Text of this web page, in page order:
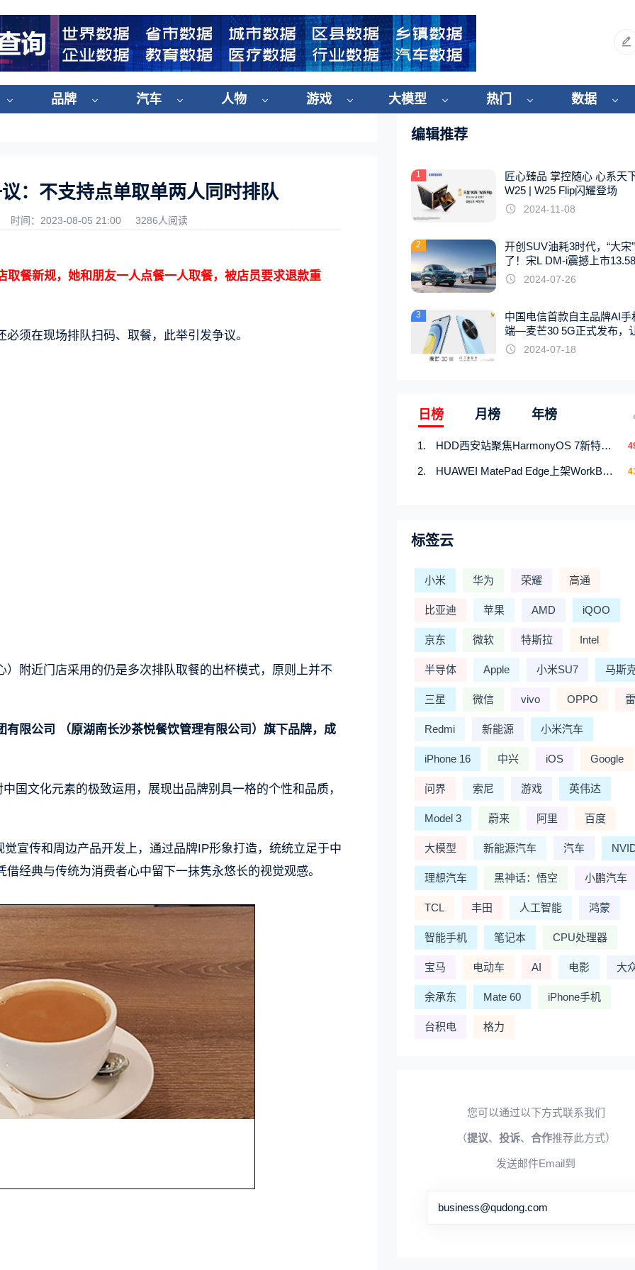
品牌 汽车 人物 游戏 大模型 热门 数据
：不支持点单取单两人同时排队
时间：2023-08-05 21:00 3286人阅读
取餐新规，她和朋友一人点餐一人取餐，被店员要求退款重
须在现场排队扫码、取餐，此举引发争议。
附近门店采用的仍是多次排队取餐的出杯模式，原则上并不
有限公司 （原湖南长沙茶悦餐饮管理有限公司）旗下品牌，成
国文化元素的极致运用，展现出品牌别具一格的个性和品质，
宣传和周边产品开发上，通过品牌IP形象打造，统统立足于中
经典与传统为消费者心中留下一抹隽永悠长的视觉观感。
编辑推荐
1
匠心臻品 掌控随心 心系天
W25 | W25 Flip闪耀登场
2024-11-08
2
开创SUV油耗3时代，“大宋
了！宋L DM-i震撼上市
起
2024-07-26
3
中国电信首款自主品牌AI手
端—麦芒30 5G正式发布，
触手可及2024-07-18
日榜 月榜 年榜
HDD西安站聚焦HarmonyOS 7新特性，解锁从互联到智能的应用开发新范式
HUAWEI MatePad Edge上架WorkBuddy鸿蒙PC版，说话就能干活的AI办公搭子
标签云
小米 华为 荣耀 高通
比亚迪 苹果 AMD iQOO
京东 微软 特斯拉 Intel
半导体 Apple 小米SU7 马斯
三星 微信 vivo OPPO
Redmi 新能源 小米汽车
iPhone 16 中兴 iOS Google
问界 索尼 游戏 英伟达
Model 3 蔚来 阿里 百度
大模型 新能源汽车 汽车
理想汽车 黑神话：悟空 小鹏汽车
TCL 丰田 人工智能 鸿蒙
智能手机 笔记本 CPU处理器
宝马 电动车 AI 电影 大
余承东 Mate 60 iPhone手机
台积电 格力
您可以通过以下方式联系我们
（提议、 投诉、 合作推荐此方式）
发送邮件Email到
business@qudong.com